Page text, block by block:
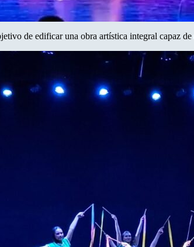
de edificar una obra artística integral capaz